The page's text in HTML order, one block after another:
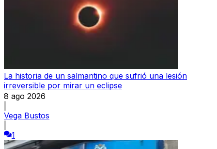
La historia de un salmantino que sufrió una lesión
irreversible por mirar un eclipse
8 ago 2026
Vega Bustos
1